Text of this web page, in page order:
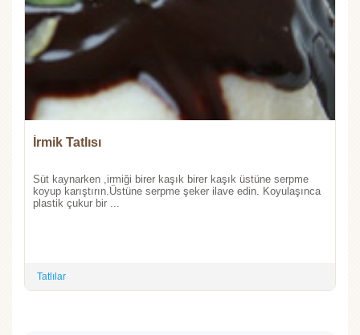
İrmik Tatlısı
Süt kaynarken ,irmiği birer kaşık birer kaşık üstüne serpme
koyup karıştırın.Üstüne serpme şeker ilave edin. Koyulaşınca
plastik çukur bir ...
Tatlılar